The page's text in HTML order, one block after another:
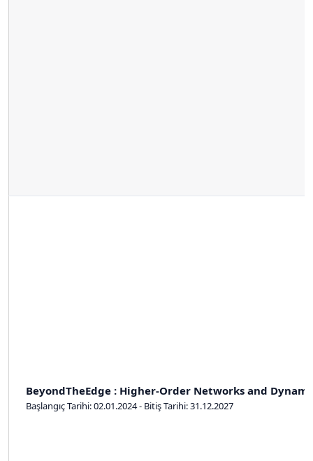
BeyondTheEdge : Higher-Order Networks and
Başlangıç Tarihi: 02.01.2024 - Bitiş Tarihi: 31.12.2027